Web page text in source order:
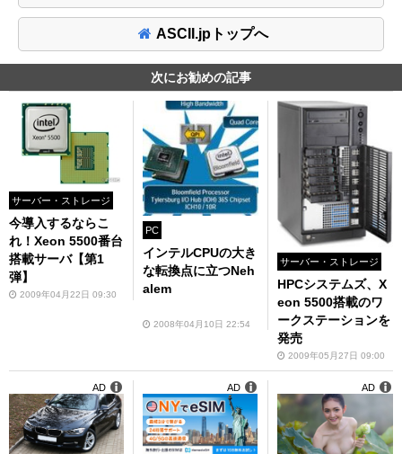
ASCII.jpトップへ
次にお勧めの記事
サーバー・ストレージ
今導入するならこ
れ！Xeon 5500番台
搭載サーバ【第1
弾】
2009年04月22日 09:30
PC
インテルCPUの大き
な転換点に立つNeh
alem
2008年04月10日 22:54
サーバー・ストレージ
HPCシステムズ、X
eon 5500搭載のワ
ークステーションを
発売
2009年05月27日 09:00
AD AD AD